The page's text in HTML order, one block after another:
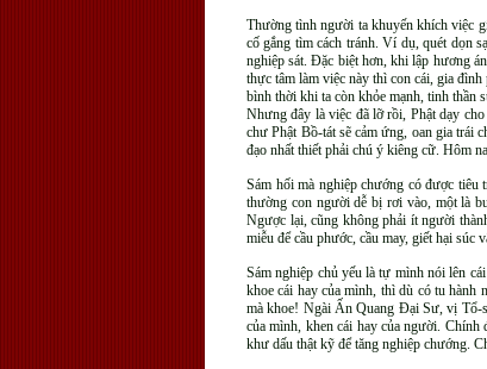
Thường tình người ta khuyến khích việc
cố gắng tìm cách tránh. Ví dụ, quét dọn
nghiệp sát. Đặc biệt hơn, khi lập hương
thực tâm làm việc này thì con cái, gia
bình thời khi ta còn khỏe mạnh, tinh thần
Nhưng đây là việc đã lỡ rồi, Phật dạy
chư Phật Bồ-tát sẽ cảm ứng, oan gia trái
đạo nhất thiết phải chú ý kiêng cữ. Hôm
Sám hối mà nghiệp chướng có được
thường con người dễ bị rơi vào, một là
Ngược lại, cũng không phải ít người
miễu để cầu phước, cầu may, giết hại súc
Sám nghiệp chủ yếu là tự mình nói lên
khoe cái hay của mình, thì dù có tu hành
mà khoe! Ngài Ấn Quang Đại Sư, vị Tổ-
của mình, khen cái hay của người.
khư dấu thật kỹ để tăng nghiệp chướng.